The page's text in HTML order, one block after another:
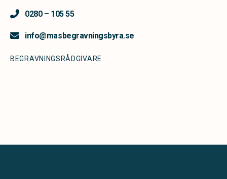
0280 – 105 55
info@masbegravningsbyra.se
BEGRAVNINGSRÅDGIVARE